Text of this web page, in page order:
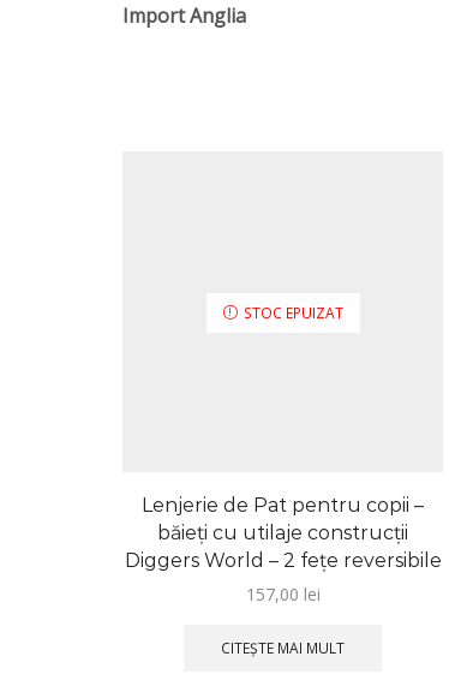
Import Anglia
STOC EPUIZAT
Lenjerie de Pat pentru copii –
băieți cu utilaje construcţii
Diggers World – 2 feţe reversibile
157,00 lei
CITEȘTE MAI MULT